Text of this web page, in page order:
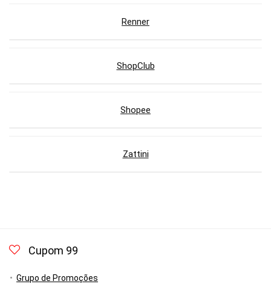
Renner
ShopClub
Shopee
Zattini
Cupom 99
Grupo de Promoções